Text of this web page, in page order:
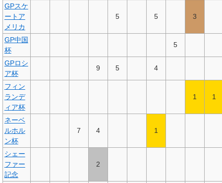
GPスケ
ートア
メリカ
5 5 3
GP中国
杯
5
GPロシ
ア杯
9 5 4
フィン
ランデ
ィア杯
1 1
ネーベ
ルホル
ン杯
7 4 1
シェー
ファー
記念
2